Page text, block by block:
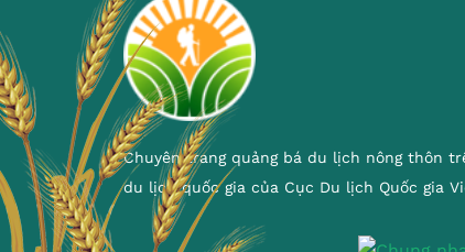
Chuyên trang quảng bá du lịch nông thôn
du lịch quốc gia của Cục Du lịch Quốc gia